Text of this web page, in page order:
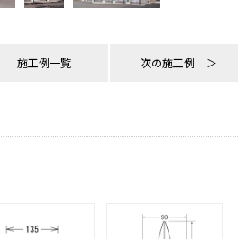
施工例一覧 次の施工例